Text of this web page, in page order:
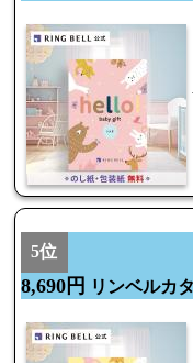
5位
8,690円 リンベルカ